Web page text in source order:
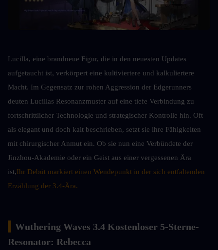
Lucilla, eine brandneue Figur, die in den neuesten Updates
aufgetaucht ist, verkörpert eine kultiviertere und kalkuliertere
Macht. Im Gegensatz zur rohen Aggression der Edgerunners
deuten Lucillas Resonanzmuster auf eine tiefe Verbindung zu
fortschrittlicher Technologie und strategischer Kontrolle hin. Oft
als elegant und doch kalt beschrieben, setzt sie ihre Fähigkeiten
mit chirurgischer Anmut ein. Ob sie nun eine Verbündete der
Jinzhou-Akademie oder ein Geist aus einer vergessenen Ära
ist,Ihr Debüt markiert einen Wendepunkt in der sich entfaltenden
Erzählung der 3.4-Ära.
Wuthering Waves 3.4 Kostenloser 5-Sterne-
Resonator: Rebecca